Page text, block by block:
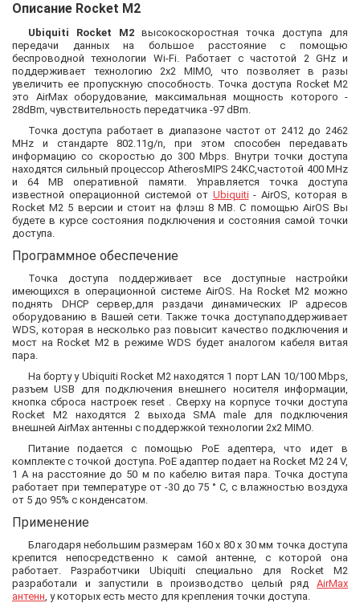
Описание Rocket M2
Ubiquiti Rocket M2высокоскоростная точка доступа для
передачи данных на большое расстояние с помощью
беспроводной технологии Wi-Fi. Работает с частотой 2 GHz и
поддерживает технологию 2х2 MIMO, что позволяет в разы
увеличить ее пропускную способность. Точка доступа Rocket M2
это AirMax оборудование, максимальная мощность которого -
28dBm, чувствительность передатчика -97 dBm.
Точка доступа работает в диапазоне частот от 2412 до 2462
MHz и стандарте 802.11g/n, при этом способен передавать
информацию со скоростью до 300 Mbps. Внутри точки доступа
находятся сильный процессор AtherosMIPS 24KC,частотой 400 MHz
и 64 MB оперативной памяти. Управляется точка доступа
известной операционной системой от Ubiquiti- AirOS, которая в
Rocket M2 5 версии и стоит на флэш 8 МB. С помощью AirOS Вы
будете в курсе состояния подключения и состояния самой точки
доступа.
Программное обеспечение
Точка доступа поддерживает все доступные настройки
имеющихся в операционной системе AirOS. На Rocket M2 можно
поднять DHCP сервер,для раздачи динамических IP адресов
оборудованию в Вашей сети. Также точка доступаподдерживает
WDS, которая в несколько раз повысит качество подключения и
мост на Rocket M2 в режиме WDS будет аналогом кабеля витая
пара.
На борту у Ubiquiti Rocket M2 находятся 1 порт LAN 10/100 Mbps,
разъем USB для подключения внешнего носителя информации,
кнопка сброса настроек reset . Сверху на корпусе точки доступа
Rocket M2 находятся 2 выхода SMA male для подключения
внешней AirMax антенны с поддержкой технологии 2х2 MIMO.
Питание подается с помощью PoE адептера, что идет в
комплекте с точкой доступа. PoE адаптер подает на Rocket M2 24 V,
1 A на расстояние до 50 м по кабелю витая пара. Точка доступа
работает при температуре от -30 до 75 ° C, с влажностью воздуха
от 5 до 95% с конденсатом.
Применение
Благодаря небольшим размерам 160 x 80 x 30 мм точка доступа
крепится непосредственно к самой антенне, с которой она
работает. Разработчики Ubiquiti специально для Rocket M2
разработали и запустили в производство целый ряд AirMax
антенн, у которых есть место для крепления точки доступа.